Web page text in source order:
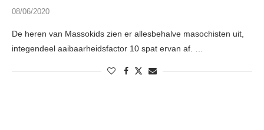
08/06/2020
De heren van Massokids zien er allesbehalve masochisten uit,
integendeel aaibaarheidsfactor 10 spat ervan af. …